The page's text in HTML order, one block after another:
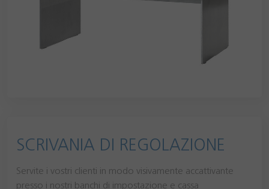
SCRIVANIA DI REGOLAZIONE
Servite i vostri clienti in modo visivamente accattivante
presso i nostri banchi di impostazione e cassa